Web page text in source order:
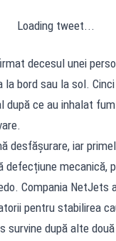
Loading tweet...
decesul unei
la bord sau la sol.
după ce au inhalat
desfășurare, iar
defecțiune mecanică,
Compania NetJets
pentru stabilirea
survine după alte